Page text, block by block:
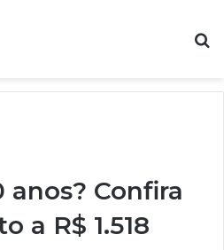
Confira
a R$ 1.518